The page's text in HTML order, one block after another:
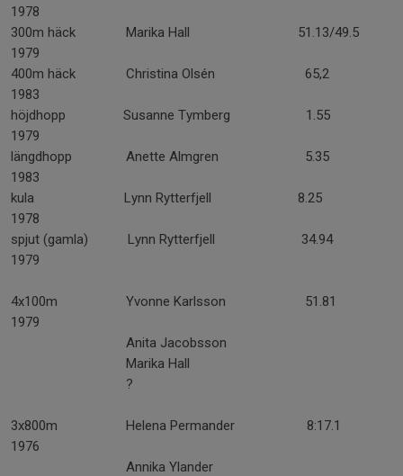
1978
300m häck Marika Hall 51.13/49.5
1979
400m häck Christina Olsén 65,2
1983
höjdhopp Susanne Tymberg 1.55
1979
längdhopp Anette Almgren 5.35
1983
kula Lynn Rytterfjell 8.25
1978
spjut (gamla) Lynn Rytterfjell 34.94
1979
4x100m Yvonne Karlsson 51.81
1979
Anita Jacobsson
Marika Hall
?
3x800m Helena Permander 8:17.1
1976
Annika Ylander